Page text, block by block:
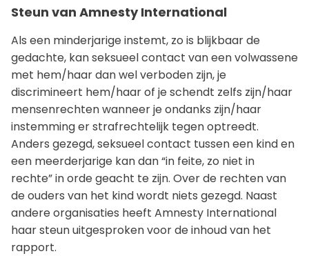
Steun van Amnesty International
Als een minderjarige instemt, zo is blijkbaar de
gedachte, kan seksueel contact van een volwassene
met hem/haar dan wel verboden zijn, je
discrimineert hem/haar of je schendt zelfs zijn/haar
mensenrechten wanneer je ondanks zijn/haar
instemming er strafrechtelijk tegen optreedt.
Anders gezegd, seksueel contact tussen een kind en
een meerderjarige kan dan “in feite, zo niet in
rechte” in orde geacht te zijn. Over de rechten van
de ouders van het kind wordt niets gezegd. Naast
andere organisaties heeft Amnesty International
haar steun uitgesproken voor de inhoud van het
rapport.